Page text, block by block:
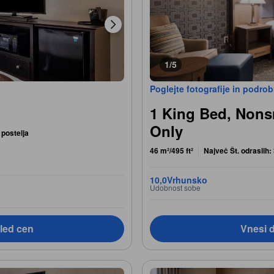
cen
1/5
Poglejte fotografije in
1 King Bed,
Only
46 m²/495 ft² Največ Št. odraslih:
10,0Vrhunsko
Udobnost sobe
Vnesi